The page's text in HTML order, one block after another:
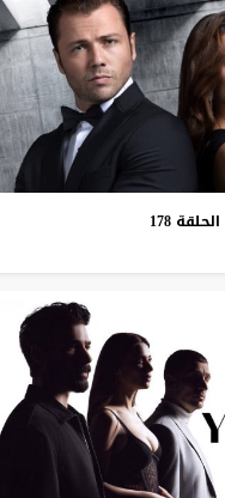
الحلقة 178